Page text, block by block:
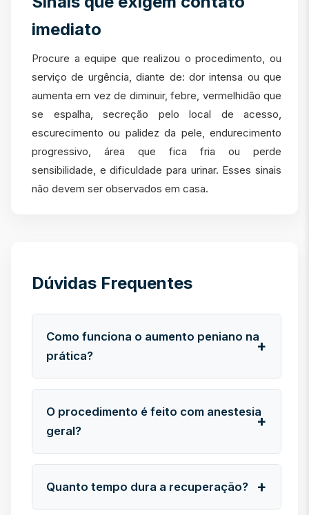
imediato
Procure a equipe que realizou o procedimento, ou
serviço de urgência, diante de: dor intensa ou que
aumenta em vez de diminuir, febre, vermelhidão que
se espalha, secreção pelo local de acesso,
escurecimento ou palidez da pele, endurecimento
progressivo, área que fica fria ou perde
sensibilidade, e dificuldade para urinar. Esses sinais
não devem ser observados em casa.
Dúvidas Frequentes
Como funciona o aumento peniano na
prática?
O procedimento é feito com anestesia
geral?
Quanto tempo dura a recuperação?